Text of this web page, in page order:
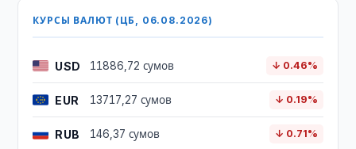
КУРСЫ ВАЛЮТ (ЦБ, 06.08.2026)
USD 11886,72 сумов ↓ 0.46%
EUR 13717,27 сумов ↓ 0.19%
RUB 146,37 сумов ↓ 0.71%